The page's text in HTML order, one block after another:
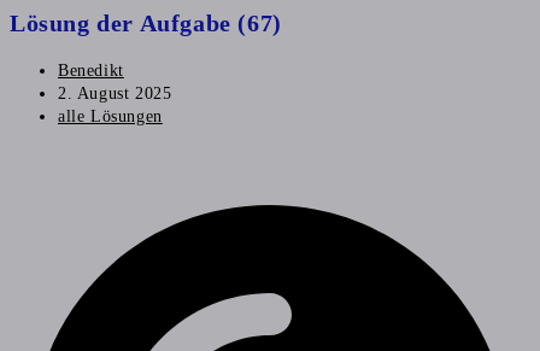
Lösung der Aufgabe (67)
Benedikt
2. August 2025
alle Lösungen